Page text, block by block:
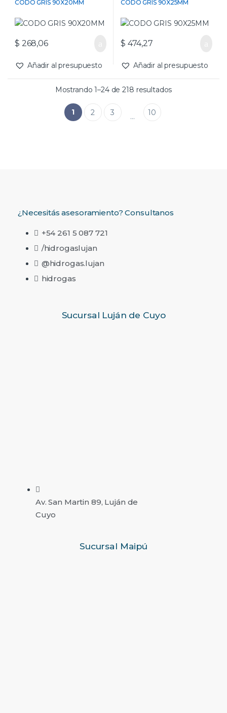
CODO GRIS 90X20MM
$ 268,06
Añadir al presupuesto
CODO GRIS 90X25MM
$ 474,27
Añadir al presupuesto
Mostrando 1–24 de 218 resultados
1 2 3 … 10
¿Necesitás asesoramiento? Consultanos
+54 261 5 087 721
/hidrogaslujan
@hidrogas.lujan
hidrogas
Sucursal Luján de Cuyo
Av. San Martin 89, Luján de
Cuyo
Sucursal Maipú